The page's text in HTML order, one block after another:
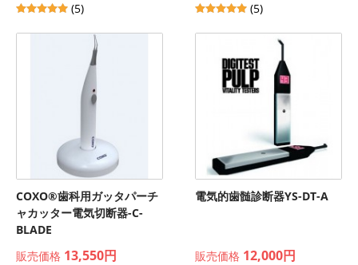
(5)
(5)
COXO®歯科用ガッタパーチ
ャカッター電気切断器-C-
BLADE
販売価格 13,550円
電気的歯髄診断器YS-DT-A
販売価格 12,000円